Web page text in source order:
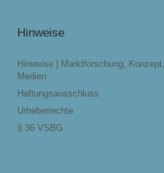
Hinweise
Hinweise | Marktforschung,
Medien
Haftungsausschluss
Urheberrechte
§ 36 VSBG